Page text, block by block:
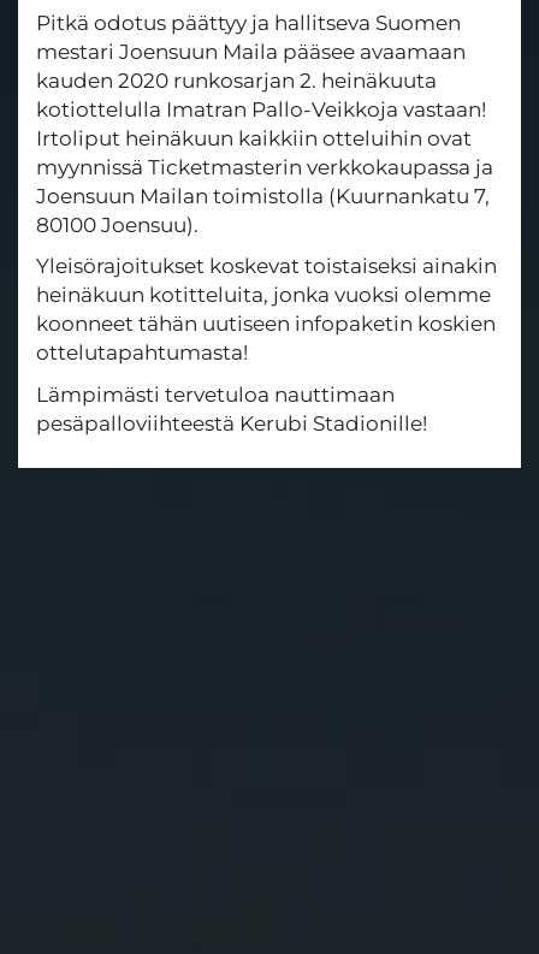
Pitkä odotus päättyy ja hallitseva Suomen
mestari Joensuun Maila pääsee avaamaan
kauden 2020 runkosarjan 2. heinäkuuta
kotiottelulla Imatran Pallo-Veikkoja vastaan!
Irtoliput heinäkuun kaikkiin otteluihin ovat
myynnissä Ticketmasterin verkkokaupassa ja
Joensuun Mailan toimistolla (Kuurnankatu 7,
80100 Joensuu).
Yleisörajoitukset koskevat toistaiseksi ainakin
heinäkuun kotitteluita, jonka vuoksi olemme
koonneet tähän uutiseen infopaketin koskien
ottelutapahtumasta!
Lämpimästi tervetuloa nauttimaan
pesäpalloviihteestä Kerubi Stadionille!